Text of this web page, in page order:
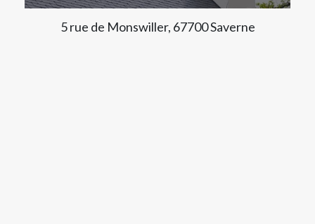
5 rue de Monswiller, 67700 Saverne